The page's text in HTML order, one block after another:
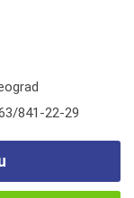
841-22-29